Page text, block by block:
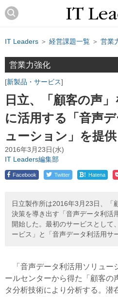
IT Leaders ＞ 経営課題一覧 ＞ 営業
営業力強化
新製品・サービス
日立、「顧客の声
に活用する「音声
ューション」を提供
2016年3月23日(水)
IT Leaders編集部
Facebook Twitter ! Hatena
日立製作所は2016年3月23日、「
決策を導き出す「音声データ利活
開始した。最初のサービスとして
ービス」と「音声データ利活用サ
「音声データ利活用ソリュー
ールセンターから得た「顧客の
タ分析技術により分析する。潜